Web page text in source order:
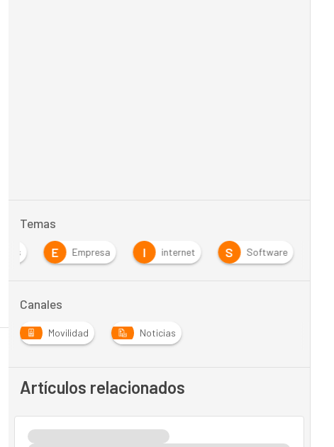
Temas
E Empresa I internet S Software
Canales
Movilidad Noticias
Artículos relacionados